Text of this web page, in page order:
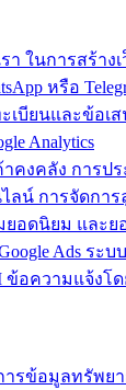
ในการสร้าง
หรือ
บียนและข้อ
Analytics
งคลัง การป
น์ การจัดกา
ยอดนิยม และ
Ads ร
อความแจ้งโ
ารข้อมูลทรัพย